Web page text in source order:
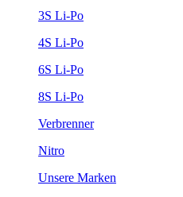
3S Li-Po
4S Li-Po
6S Li-Po
8S Li-Po
Verbrenner
Nitro
Unsere Marken